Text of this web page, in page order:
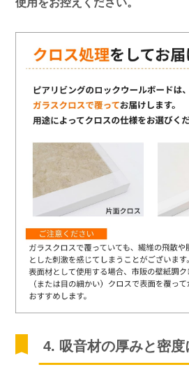
使用をお控えください。
4. 吸音材の厚みと密度